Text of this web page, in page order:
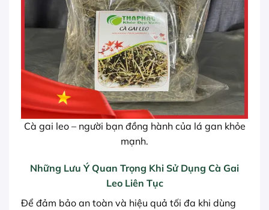
Cà gai leo – người bạn đồng hành của lá gan khỏe
mạnh.
Những Lưu Ý Quan Trọng Khi Sử Dụng Cà Gai
Leo Liên Tục
Để đảm bảo an toàn và hiệu quả tối đa khi dùng